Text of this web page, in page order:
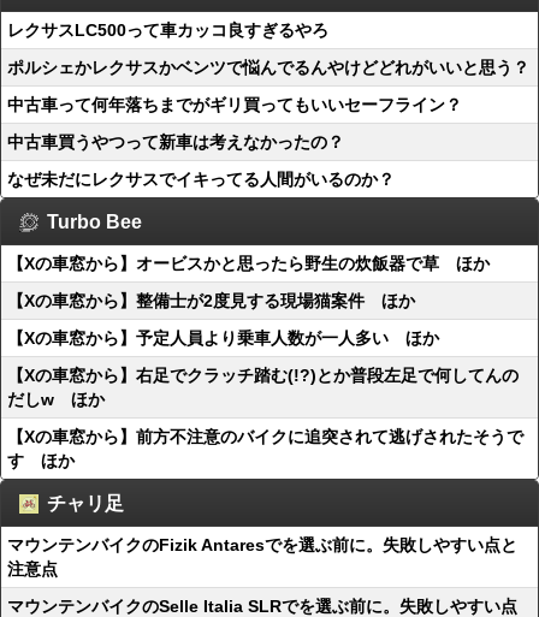
レクサスLC500って車カッコ良すぎるやろ
ポルシェかレクサスかベンツで悩んでるんやけどどれがいいと思う？
中古車って何年落ちまでがギリ買ってもいいセーフライン？
中古車買うやつって新車は考えなかったの？
なぜ未だにレクサスでイキってる人間がいるのか？
Turbo Bee
【Xの車窓から】オービスかと思ったら野生の炊飯器で草 ほか
【Xの車窓から】整備士が2度見する現場猫案件 ほか
【Xの車窓から】予定人員より乗車人数が一人多い ほか
【Xの車窓から】右足でクラッチ踏む(!?)とか普段左足で何してんの
だしw ほか
【Xの車窓から】前方不注意のバイクに追突されて逃げされたそうで
す ほか
チャリ足
マウンテンバイクのFizik Antaresでを選ぶ前に。失敗しやすい点と
注意点
マウンテンバイクのSelle Italia SLRでを選ぶ前に。失敗しやすい点